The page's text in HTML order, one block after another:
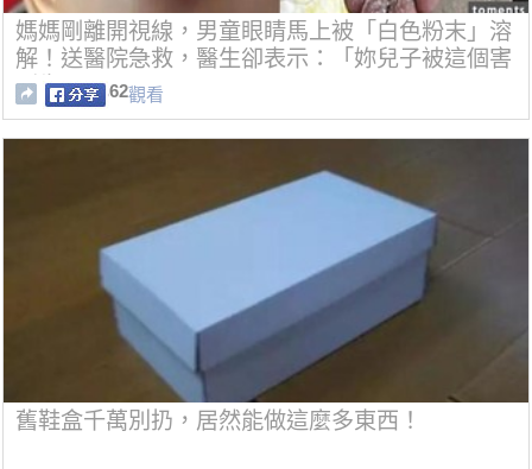
媽媽剛離開視線，男童眼睛馬上被「白色粉末」溶
解！送醫院急救，醫生卻表示：「妳兒子被這個害
到失明了......」
62觀看
舊鞋盒千萬別扔，居然能做這麼多東西！